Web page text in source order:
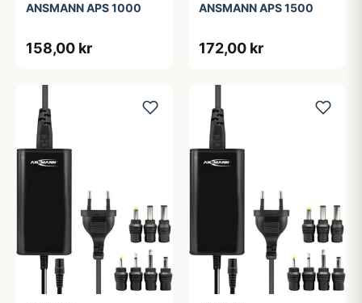
ANSMANN APS 1000
158,00 kr
ANSMANN APS 1500
172,00 kr